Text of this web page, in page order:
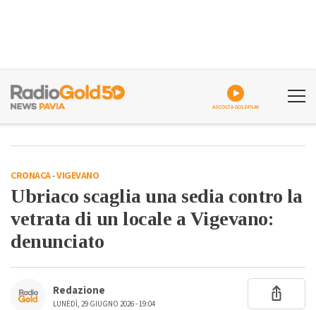
ASCOLTA GOLDPLAY
CRONACA-VIGEVANO
Ubriaco scaglia una sedia contro la
vetrata di un locale a Vigevano:
denunciato
Redazione
LUNEDÌ, 29 GIUGNO 2026 - 19:04